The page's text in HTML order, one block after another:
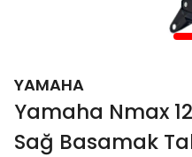
YAMAHA
Yamaha Nmax
Sağ Basamak